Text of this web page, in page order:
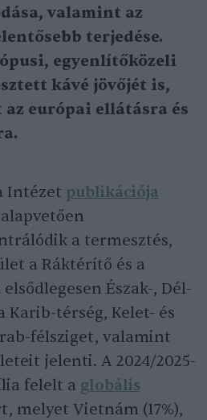
valamint az
terjedése.
egyenlítőközeli
kávé jövőjét is,
európai ellátásra és
Intézet publikációja
a termesztés,
a Ráktérítő és a
Észak-, Dél-
Karib-térség, Kelet- és
félsziget, valamint
jelenti. A 2024/2025-
felelt a globális
melyet Vietnám (17%),